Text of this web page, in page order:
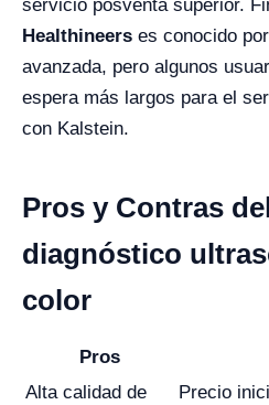
servicio posventa superior.
Healthineers es conocido
avanzada, pero algunos
espera más largos para el
con Kalstein.
Pros y Contras
diagnóstico
color
Pros
Alta calidad de
Precio